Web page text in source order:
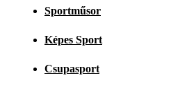
Sportműsor
Képes Sport
Csupasport